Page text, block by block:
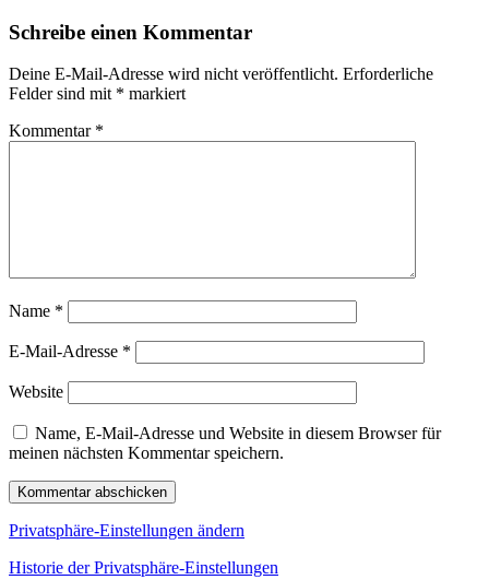
Schreibe einen Kommentar
Deine E-Mail-Adresse wird nicht veröffentlicht. Erforderliche
Felder sind mit * markiert
Kommentar *
Name *
E-Mail-Adresse *
Website
Name, E-Mail-Adresse und Website in diesem Browser für
meinen nächsten Kommentar speichern.
Privatsphäre-Einstellungen ändern
Historie der Privatsphäre-Einstellungen